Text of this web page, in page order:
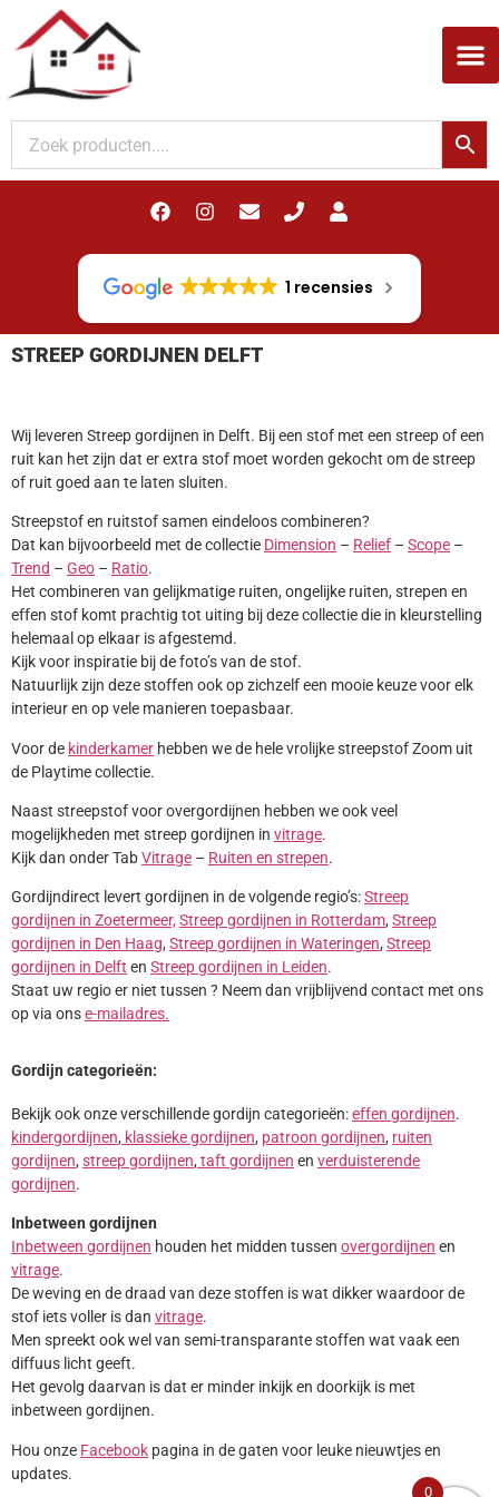
1 recensies
STREEP GORDIJNEN DELFT
Wij leveren Streep gordijnen in Delft. Bij een stof met een streep of een
ruit kan het zijn dat er extra stof moet worden gekocht om de streep
of ruit goed aan te laten sluiten.
Streepstof en ruitstof samen eindeloos combineren?
Dat kan bijvoorbeeld met de collectie Dimension – Relief – Scope –
Trend – Geo – Ratio.
Het combineren van gelijkmatige ruiten, ongelijke ruiten, strepen en
effen stof komt prachtig tot uiting bij deze collectie die in kleurstelling
helemaal op elkaar is afgestemd.
Kijk voor inspiratie bij de foto’s van de stof.
Natuurlijk zijn deze stoffen ook op zichzelf een mooie keuze voor elk
interieur en op vele manieren toepasbaar.
Voor de kinderkamer hebben we de hele vrolijke streepstof Zoom uit
de Playtime collectie.
Naast streepstof voor overgordijnen hebben we ook veel
mogelijkheden met streep gordijnen in vitrage.
Kijk dan onder TabVitrage – Ruiten en strepen.
Gordijndirect levert gordijnen in de volgende regio’s:Streep
gordijnen in Zoetermeer, Streep gordijnen in Rotterdam, Streep
gordijnen in Den Haag, Streep gordijnen in Wateringen, Streep
gordijnen in Delft en Streep gordijnen in Leiden.
Staat uw regio er niet tussen ? Neem dan vrijblijvend contact met ons
op via onse-mailadres.
Gordijn categorieën:
Bekijk ook onze verschillende gordijn categorieën:effen gordijnen.
kindergordijnen, klassieke gordijnen, patroon gordijnen, ruiten
gordijnen, streep gordijnen, taft gordijnen en verduisterende
gordijnen.
Inbetween gordijnen
Inbetween gordijnen houden het midden tussen overgordijnen en
vitrage.
De weving en de draad van deze stoffen is wat dikker waardoor de
stof iets voller is dan vitrage.
Men spreekt ook wel van semi-transparante stoffen wat vaak een
diffuus licht geeft.
Het gevolg daarvan is dat er minder inkijk en doorkijk is met
inbetween gordijnen.
Hou onze Facebook pagina in de gaten voor leuke nieuwtjes en
updates.
0